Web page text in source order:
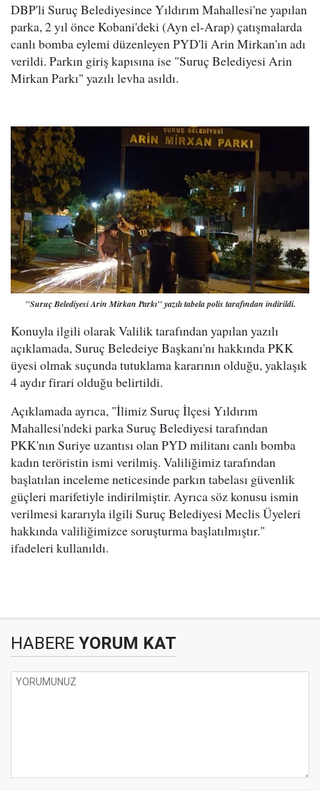
DBP'li Suruç Belediyesince Yıldırım Mahallesi'ne yapılan
parka, 2 yıl önce Kobani'deki (Ayn el-Arap) çatışmalarda
canlı bomba eylemi düzenleyen PYD'li Arin Mirkan'ın adı
verildi. Parkın giriş kapısına ise "Suruç Belediyesi Arin
Mirkan Parkı" yazılı levha asıldı.
"Suruç Belediyesi Arin Mirkan Parkı" yazılı tabela polis tarafından indirildi.
Konuyla ilgili olarak Valilik tarafından yapılan yazılı
açıklamada, Suruç Beledeiye Başkanı'nı hakkında PKK
üyesi olmak suçunda tutuklama kararının olduğu, yaklaşık
4 aydır firari olduğu belirtildi.
Açıklamada ayrıca, "İlimiz Suruç İlçesi Yıldırım
Mahallesi'ndeki parka Suruç Belediyesi tarafından
PKK'nın Suriye uzantısı olan PYD militanı canlı bomba
kadın teröristin ismi verilmiş. Valiliğimiz tarafından
başlatılan inceleme neticesinde parkın tabelası güvenlik
güçleri marifetiyle indirilmiştir. Ayrıca söz konusu ismin
verilmesi kararıyla ilgili Suruç Belediyesi Meclis Üyeleri
hakkında valiliğimizce soruşturma başlatılmıştır."
ifadeleri kullanıldı.
HABERE YORUM KAT